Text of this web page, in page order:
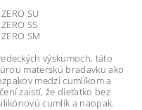
SU
SS
SM
výskumoch, táto
materskú bradavku ako
medzi cumlíkom a
zaistí, že dieťatko bez
cumlík a naopak.